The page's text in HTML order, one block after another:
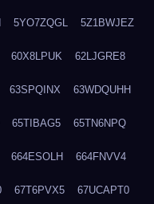
5YO7ZQGL 5Z1BWJEZ
60X8LPUK 62LJGRE8
63SPQINX 63WDQUHH
65TIBAG5 65TN6NPQ
664ESOLH 664FNVV4
67T6PVX5 67UCAPT0